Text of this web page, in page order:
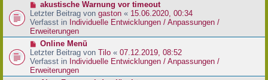
a
g
t
r
a
g
r
B
e
i
r
a
g
N
e
u
e
r
B
e
i
t
akustische Warnung vor timeout
Letzter Beitrag von gaston « 15.06.2020, 00:34
Verfasst in Individuelle Entwicklungen / Anpassungen /
Erweiterungen
N
e
u
e
Online Menü
Letzter Beitrag von Tilo « 07.12.2019, 08:52
Verfasst in Individuelle Entwicklungen / Anpassungen /
Erweiterungen